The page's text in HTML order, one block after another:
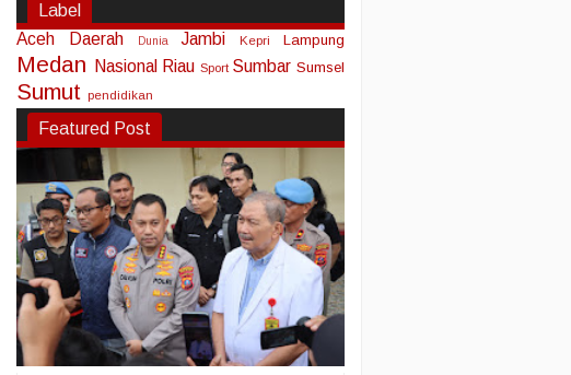
Label
Aceh
Daerah Dunia Jambi Kepri Lampung
Medan Nasional Riau Sport Sumbar Sumsel
Sumut pendidikan
Featured Post